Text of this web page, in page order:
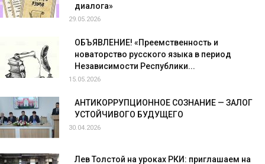
диалога»
29.05.2026
ОБЪЯВЛЕНИЕ! «Преемственность и
новаторство русского языка в период
Независимости Республики...
15.05.2026
АНТИКОРРУПЦИОННОЕ СОЗНАНИЕ — ЗАЛОГ
УСТОЙЧИВОГО БУДУЩЕГО
30.04.2026
Лев Толстой на уроках РКИ: приглашаем на